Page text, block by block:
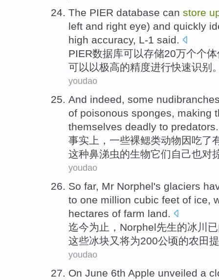
The PIER database can store
left and right eye) and quickly
high accuracy, L-1 said.
PIER数据库可以存储20万个个
可以 以极高的精度进行快速识别
youdao
And indeed, some
of poisonous sponges, making
themselves deadly to predators.
事实上 ， 一些裸鳃类动物因吃了
这种鼻涕虫的生物它们 自己也对
youdao
So far, Mr Norphel's glaciers
to one million cubic feet of ice,
hectares of farm land.
迄今为止， Norphel先生的冰川 已
这些冰块又 将为200公顷的农田
youdao
On June 6th Apple unveiled a